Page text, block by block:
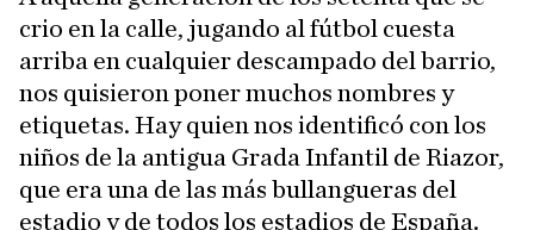
crio en la calle, jugando al fútbol cuesta
arriba en cualquier descampado del barrio,
nos quisieron poner muchos nombres y
etiquetas. Hay quien nos identificó con los
niños de la antigua Grada Infantil de Riazor,
que era una de las más bullangueras del
estadio y de todos los estadios de España.